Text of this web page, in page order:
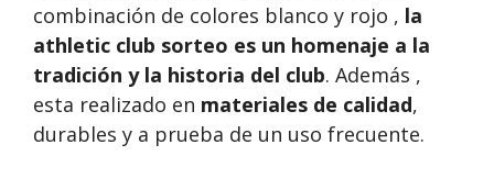
combinación de colores blanco y rojo , la
athletic club sorteo es un homenaje a la
tradición y la historia del club. Además ,
esta realizado en materiales de calidad,
durables y a prueba de un uso frecuente.